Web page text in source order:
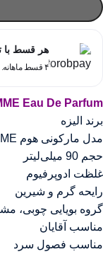
هر قسط با
۴ قسط ماهانه. بدون سود، چک و ضامن.
Eau De Parfum
برند الیزه
مدل مارکونی هوم MARCONI HOMME
حجم 90 میلی‌لیتر
غلظت ادوپرفیوم
رایحه گرم و شیرین
گروه بویایی چوبی،
مناسب آقایان
مناسب فصول سرد